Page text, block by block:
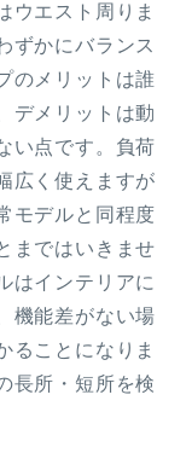
ウエスト周りま
ずかにバランス
のメリットは誰
デメリットは動
い点です。負荷
広く使えますが
モデルと同程度
まではいきませ
はインテリアに
機能差がない場
ることになりま
長所・短所を検